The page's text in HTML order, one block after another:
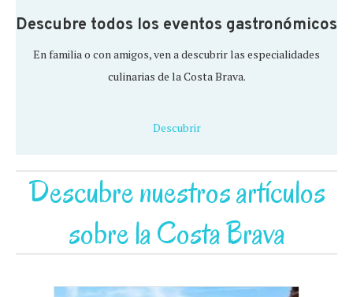
Descubre todos los eventos gastronómicos
En familia o con amigos, ven a descubrir las especialidades
culinarias de la Costa Brava.
Descubrir
Descubre nuestros artículos
sobre la Costa Brava